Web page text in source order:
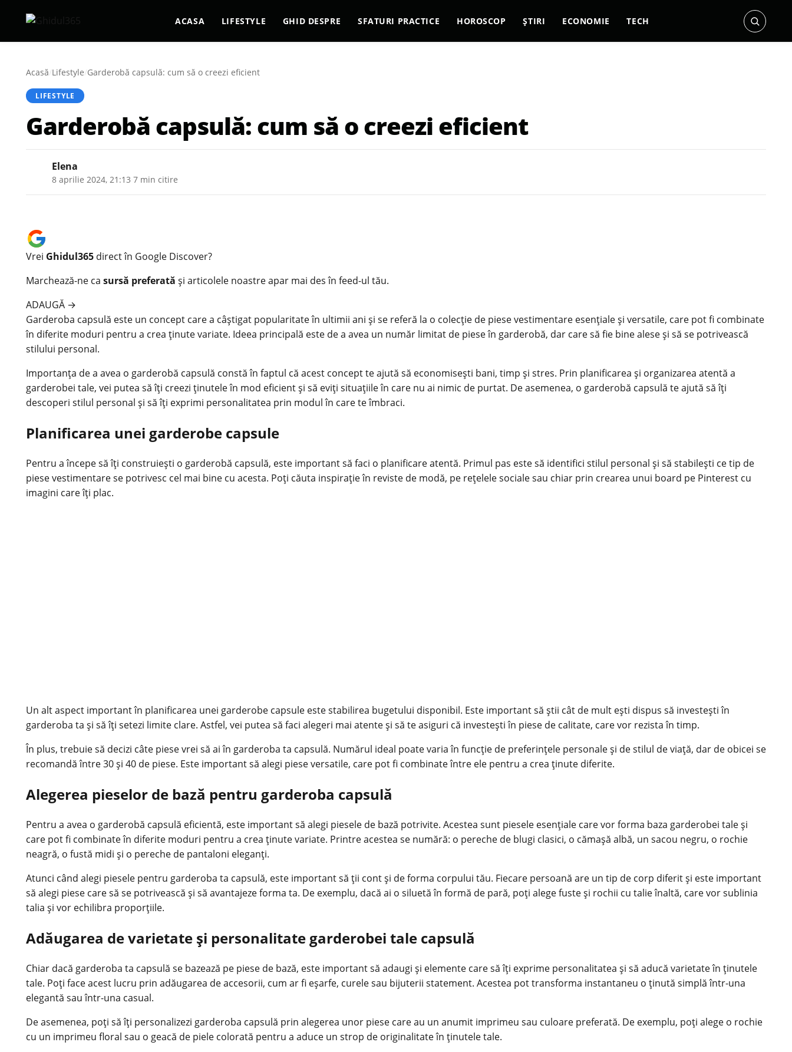
ACASA LIFESTYLE GHID DESPRE SFATURI PRACTICE HOROSCOP ȘTIRI ECONOMIE TECH
Acasă/Lifestyle/Garderobă capsulă: cum să o creezi eficient
LIFESTYLE
Garderobă capsulă: cum să o creezi eficient
Elena
8 aprilie 2024, 21:13 7 min citire
Vrei Ghidul365 direct în Google Discover?
Marchează-ne ca sursă preferată și articolele noastre apar mai des în feed-ul tău.
ADAUGĂ →
Garderoba capsulă este un concept care a câștigat popularitate în ultimii ani și se referă la o colecție de piese vestimentare esențiale și versatile, care pot fi combinate
în diferite moduri pentru a crea ținute variate. Ideea principală este de a avea un număr limitat de piese în garderobă, dar care să fie bine alese și să se potrivească
stilului personal.
Importanța de a avea o garderobă capsulă constă în faptul că acest concept te ajută să economisești bani, timp și stres. Prin planificarea și organizarea atentă a
garderobei tale, vei putea să îți creezi ținutele în mod eficient și să eviți situațiile în care nu ai nimic de purtat. De asemenea, o garderobă capsulă te ajută să îți
descoperi stilul personal și să îți exprimi personalitatea prin modul în care te îmbraci.
Planificarea unei garderobe capsule
Pentru a începe să îți construiești o garderobă capsulă, este important să faci o planificare atentă. Primul pas este să identifici stilul personal și să stabilești ce tip de
piese vestimentare se potrivesc cel mai bine cu acesta. Poți căuta inspirație în reviste de modă, pe rețelele sociale sau chiar prin crearea unui board pe Pinterest cu
imagini care îți plac.
Un alt aspect important în planificarea unei garderobe capsule este stabilirea bugetului disponibil. Este important să știi cât de mult ești dispus să investești în
garderoba ta și să îți setezi limite clare. Astfel, vei putea să faci alegeri mai atente și să te asiguri că investești în piese de calitate, care vor rezista în timp.
În plus, trebuie să decizi câte piese vrei să ai în garderoba ta capsulă. Numărul ideal poate varia în funcție de preferințele personale și de stilul de viață, dar de obicei se
recomandă între 30 și 40 de piese. Este important să alegi piese versatile, care pot fi combinate între ele pentru a crea ținute diferite.
Alegerea pieselor de bază pentru garderoba capsulă
Pentru a avea o garderobă capsulă eficientă, este important să alegi piesele de bază potrivite. Acestea sunt piesele esențiale care vor forma baza garderobei tale și
care pot fi combinate în diferite moduri pentru a crea ținute variate. Printre acestea se numără: o pereche de blugi clasici, o cămașă albă, un sacou negru, o rochie
neagră, o fustă midi și o pereche de pantaloni eleganți.
Atunci când alegi piesele pentru garderoba ta capsulă, este important să ții cont și de forma corpului tău. Fiecare persoană are un tip de corp diferit și este important
să alegi piese care să se potrivească și să avantajeze forma ta. De exemplu, dacă ai o siluetă în formă de pară, poți alege fuste și rochii cu talie înaltă, care vor sublinia
talia și vor echilibra proporțiile.
Adăugarea de varietate și personalitate garderobei tale capsulă
Chiar dacă garderoba ta capsulă se bazează pe piese de bază, este important să adaugi și elemente care să îți exprime personalitatea și să aducă varietate în ținutele
tale. Poți face acest lucru prin adăugarea de accesorii, cum ar fi eșarfe, curele sau bijuterii statement. Acestea pot transforma instantaneu o ținută simplă într-una
elegantă sau într-una casual.
De asemenea, poți să îți personalizezi garderoba capsulă prin alegerea unor piese care au un anumit imprimeu sau culoare preferată. De exemplu, poți alege o rochie
cu un imprimeu floral sau o geacă de piele colorată pentru a aduce un strop de originalitate în ținutele tale.